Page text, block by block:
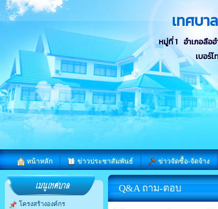
เทศบา
หมู่ที่ 1 อำเภอลืออ
เบอร์
หน้าหลัก ข่าวประชาสัมพันธ์ ข่าวจัดซื้อ-จัดจ้าง
โครงสร้างองค์กร
Q&A ถาม-ตอบ